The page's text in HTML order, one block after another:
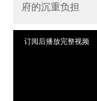
府的沉重负担
订阅后播放完整视频